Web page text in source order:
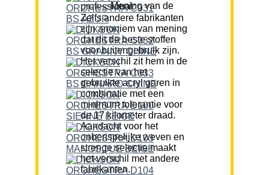
Mening van de professional:
Zelfs andere fabrikanten
zijn anoniem van mening
dat dit de beste stoffen
voor buitengebruik zijn.
Het verschil zit hem in de
selectie van het
gebruikte acryl garen in
combinatie met een
minimum tolerantie voor
de 17 kilometer draad.
Aandacht voor het
onberispelijke weven en
strenge selectie maakt
het verschil met andere
fabrikanten.